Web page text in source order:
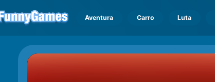
Aventura Carro Luta